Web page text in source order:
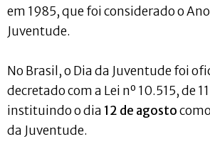
em 1985, que foi considerado o
Juventude.
No Brasil, o Dia da Juventude foi
decretado com a Lei nº 10.515, de
instituindo o dia 12 de agosto
da Juventude.